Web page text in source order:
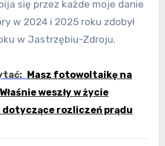
się przez każde moje danie
w 2024 i 2025 roku zdobył
w Jastrzębiu-Zdroju.
Masz fotowoltaikę na
weszły w życie
dotyczące rozliczeń prądu